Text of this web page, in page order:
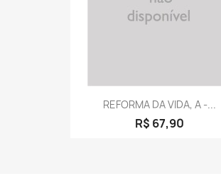
REFORMA DA VIDA, A -...
R$ 67,90